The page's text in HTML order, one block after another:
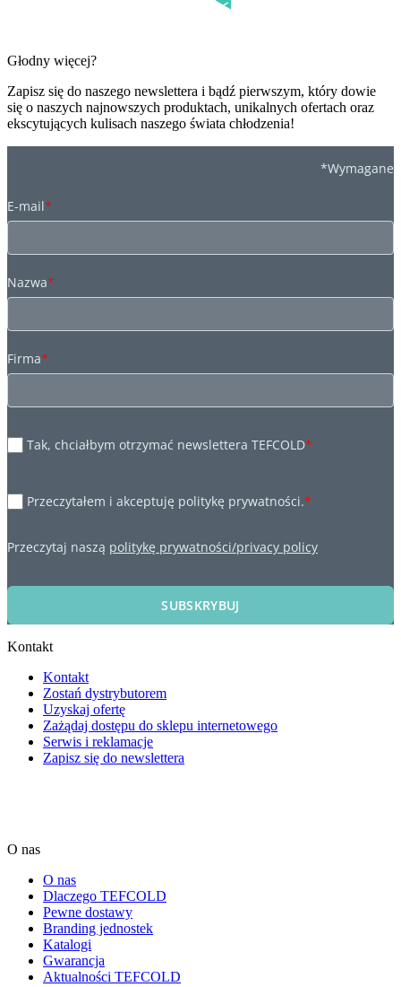
Głodny więcej?
Zapisz się do naszego newslettera i bądź pierwszym, który dowie
się o naszych najnowszych produktach, unikalnych ofertach oraz
ekscytujących kulisach naszego świata chłodzenia!
*Wymagane
E-mail*
Nazwa*
Firma*
Tak, chciałbym otrzymać newslettera TEFCOLD*
Przeczytałem i akceptuję politykę prywatności.*
Przeczytaj naszą politykę prywatności/privacy policy
SUBSKRYBUJ
Kontakt
Kontakt
Zostań dystrybutorem
Uzyskaj ofertę
Zażądaj dostępu do sklepu internetowego
Serwis i reklamacje
Zapisz się do newslettera
O nas
O nas
Dlaczego TEFCOLD
Pewne dostawy
Branding jednostek
Katalogi
Gwarancja
Aktualności TEFCOLD